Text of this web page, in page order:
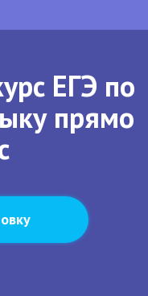
ЕГЭ по
прямо